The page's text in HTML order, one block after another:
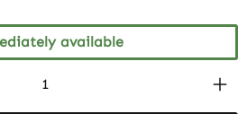
available
Enter the desired